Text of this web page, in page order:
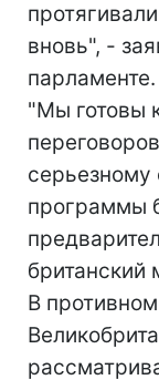
вновь", -
парламенте.
"Мы готовы
программы
британский
В